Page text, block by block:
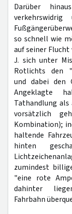
Darüber
so schnell wie
auf seiner
J. sich unter
Rotlichts den
und dabei den
Angeklagte
Tathandlung als
vorsätzlich
Kombination);
haltende
hinten
zumindest
"eine rote
dahinter
Fahrbahn